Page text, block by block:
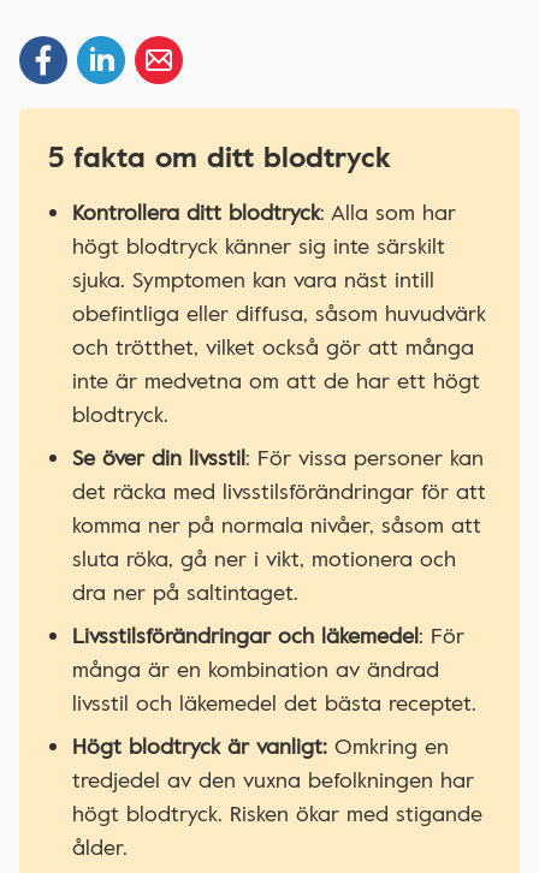
5 fakta om ditt blodtryck
Kontrollera ditt blodtryck: Alla som har
högt blodtryck känner sig inte särskilt
sjuka. Symptomen kan vara näst intill
obefintliga eller diffusa, såsom huvudvärk
och trötthet, vilket också gör att många
inte är medvetna om att de har ett högt
blodtryck.
Se över din livsstil: För vissa personer kan
det räcka med livsstilsförändringar för att
komma ner på normala nivåer, såsom att
sluta röka, gå ner i vikt, motionera och
dra ner på saltintaget.
Livsstilsförändringar och läkemedel: För
många är en kombination av ändrad
livsstil och läkemedel det bästa receptet.
Högt blodtryck är vanligt: Omkring en
tredjedel av den vuxna befolkningen har
högt blodtryck. Risken ökar med stigande
ålder.